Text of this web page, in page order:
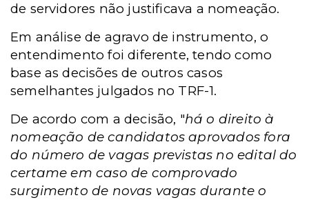
de servidores não justificava a nomeação.
Em análise de agravo de instrumento, o
entendimento foi diferente, tendo como
base as decisões de outros casos
semelhantes julgados no TRF-1.
De acordo com a decisão, "há o direito à
nomeação de candidatos aprovados fora
do número de vagas previstas no edital do
certame em caso de comprovado
surgimento de novas vagas durante o